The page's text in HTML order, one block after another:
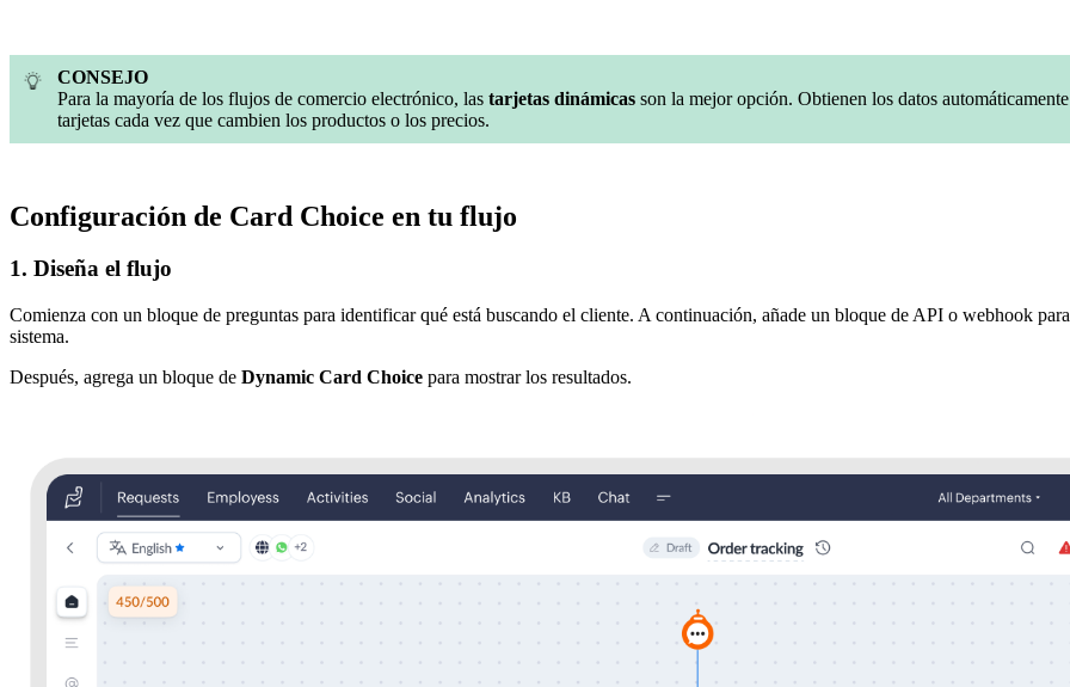
CONSEJO
Para la mayoría de los flujos de comercio electrónico, las tarjetas dinámicas son la mejor opción. Obtienen los datos
tarjetas cada vez que cambien los productos o los precios.
Configuración de Card Choice en tu flujo
1. Diseña el flujo
Comienza con un bloque de preguntas para identificar qué está buscando el cliente. A continuación, añade un bloque de API o webhook
sistema.
Después, agrega un bloque de Dynamic Card Choice para mostrar los resultados.